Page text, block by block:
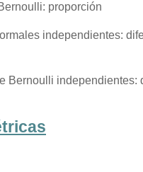
proporción
independientes:
Bernoulli